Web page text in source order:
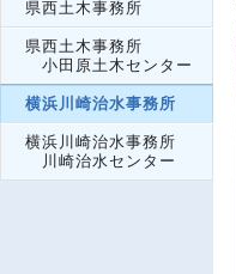
県西土木事務所
県西土木事務所
小田原土木センター
横浜川崎治水事務所
横浜川崎治水事務所
川崎治水センター